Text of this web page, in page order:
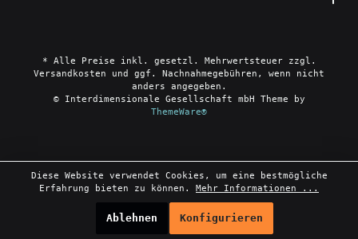
* Alle Preise inkl. gesetzl. Mehrwertsteuer zzgl.
Versandkosten und ggf. Nachnahmegebühren, wenn nicht
anders angegeben.
© Interdimensionale Gesellschaft mbH Theme by
ThemeWare®
Diese Website verwendet Cookies, um eine bestmögliche
Erfahrung bieten zu können. Mehr Informationen ...
Ablehnen Konfigurieren